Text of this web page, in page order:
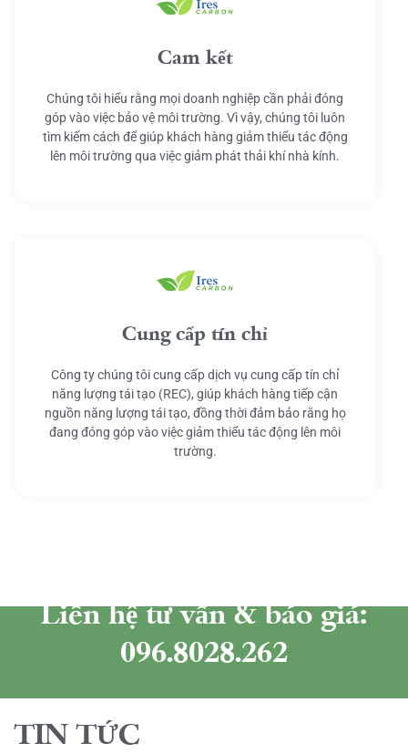
Cam kết
Chúng tôi hiểu rằng mọi doanh nghiệp cần phải đóng
góp vào việc bảo vệ môi trường. Vì vậy, chúng tôi luôn
tìm kiếm cách để giúp khách hàng giảm thiểu tác động
lên môi trường qua việc giảm phát thải khí nhà kính.
Cung cấp tín chỉ
Công ty chúng tôi cung cấp dịch vụ cung cấp tín chỉ
năng lượng tái tạo (REC), giúp khách hàng tiếp cận
nguồn năng lượng tái tạo, đồng thời đảm bảo rằng họ
đang đóng góp vào việc giảm thiểu tác động lên môi
trường.
Liên hệ tư vấn & báo giá:
096.8028.262
TIN TỨC